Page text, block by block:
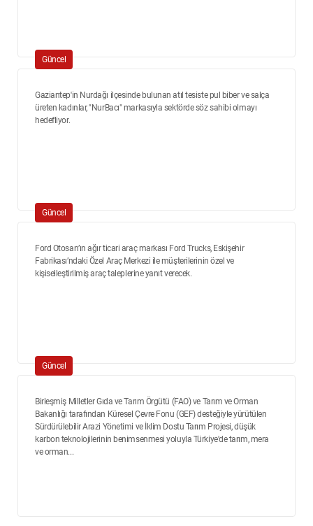
Güncel
Gaziantep'in Nurdağı ilçesinde bulunan atıl tesiste pul biber ve salça
üreten kadınlar, "NurBacı" markasıyla sektörde söz sahibi olmayı
hedefliyor.
Güncel
Ford Otosan’ın ağır ticari araç markası Ford Trucks, Eskişehir
Fabrikası’ndaki Özel Araç Merkezi ile müşterilerinin özel ve
kişiselleştirilmiş araç taleplerine yanıt verecek.
Güncel
Birleşmiş Milletler Gıda ve Tarım Örgütü (FAO) ve Tarım ve Orman
Bakanlığı tarafından Küresel Çevre Fonu (GEF) desteğiyle yürütülen
Sürdürülebilir Arazi Yönetimi ve İklim Dostu Tarım Projesi, düşük
karbon teknolojilerinin benimsenmesi yoluyla Türkiye'de tarım, mera
ve orman...